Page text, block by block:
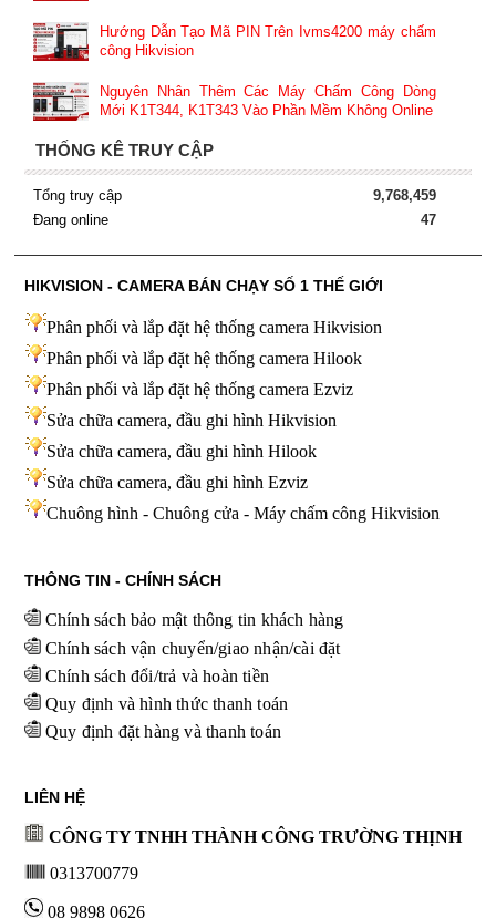
Hướng Dẫn Tạo Mã PIN Trên Ivms4200 máy chấm
công Hikvision
Nguyên Nhân Thêm Các Máy Chấm Công Dòng
Mới K1T344, K1T343 Vào Phần Mềm Không Online
THỐNG KÊ TRUY CẬP
Tổng truy cập
9,768,459
Đang online
47
HIKVISION - CAMERA BÁN CHẠY SỐ 1 THẾ GIỚI
Phân phối và lắp đặt hệ thống camera Hikvision
Phân phối và lắp đặt hệ thống camera Hilook
Phân phối và lắp đặt hệ thống camera Ezviz
Sửa chữa camera, đầu ghi hình Hikvision
Sửa chữa camera, đầu ghi hình Hilook
Sửa chữa camera, đầu ghi hình Ezviz
Chuông hình - Chuông cửa - Máy chấm công Hikvision
THÔNG TIN - CHÍNH SÁCH
Chính sách bảo mật thông tin khách hàng
Chính sách vận chuyển/giao nhận/cài đặt
Chính sách đổi/trả và hoàn tiền
Quy định và hình thức thanh toán
Quy định đặt hàng và thanh toán
LIÊN HỆ
CÔNG TY TNHH THÀNH CÔNG TRƯỜNG THỊNH
0313700779
08 9898 0626